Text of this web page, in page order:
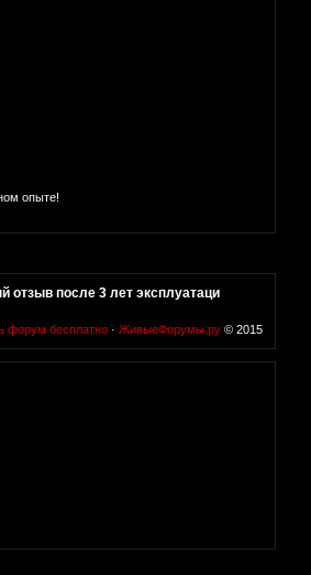
опыте!
отзыв после 3 лет эксплуатаци
форум бесплатно · ЖивыеФорумы.ру © 2015